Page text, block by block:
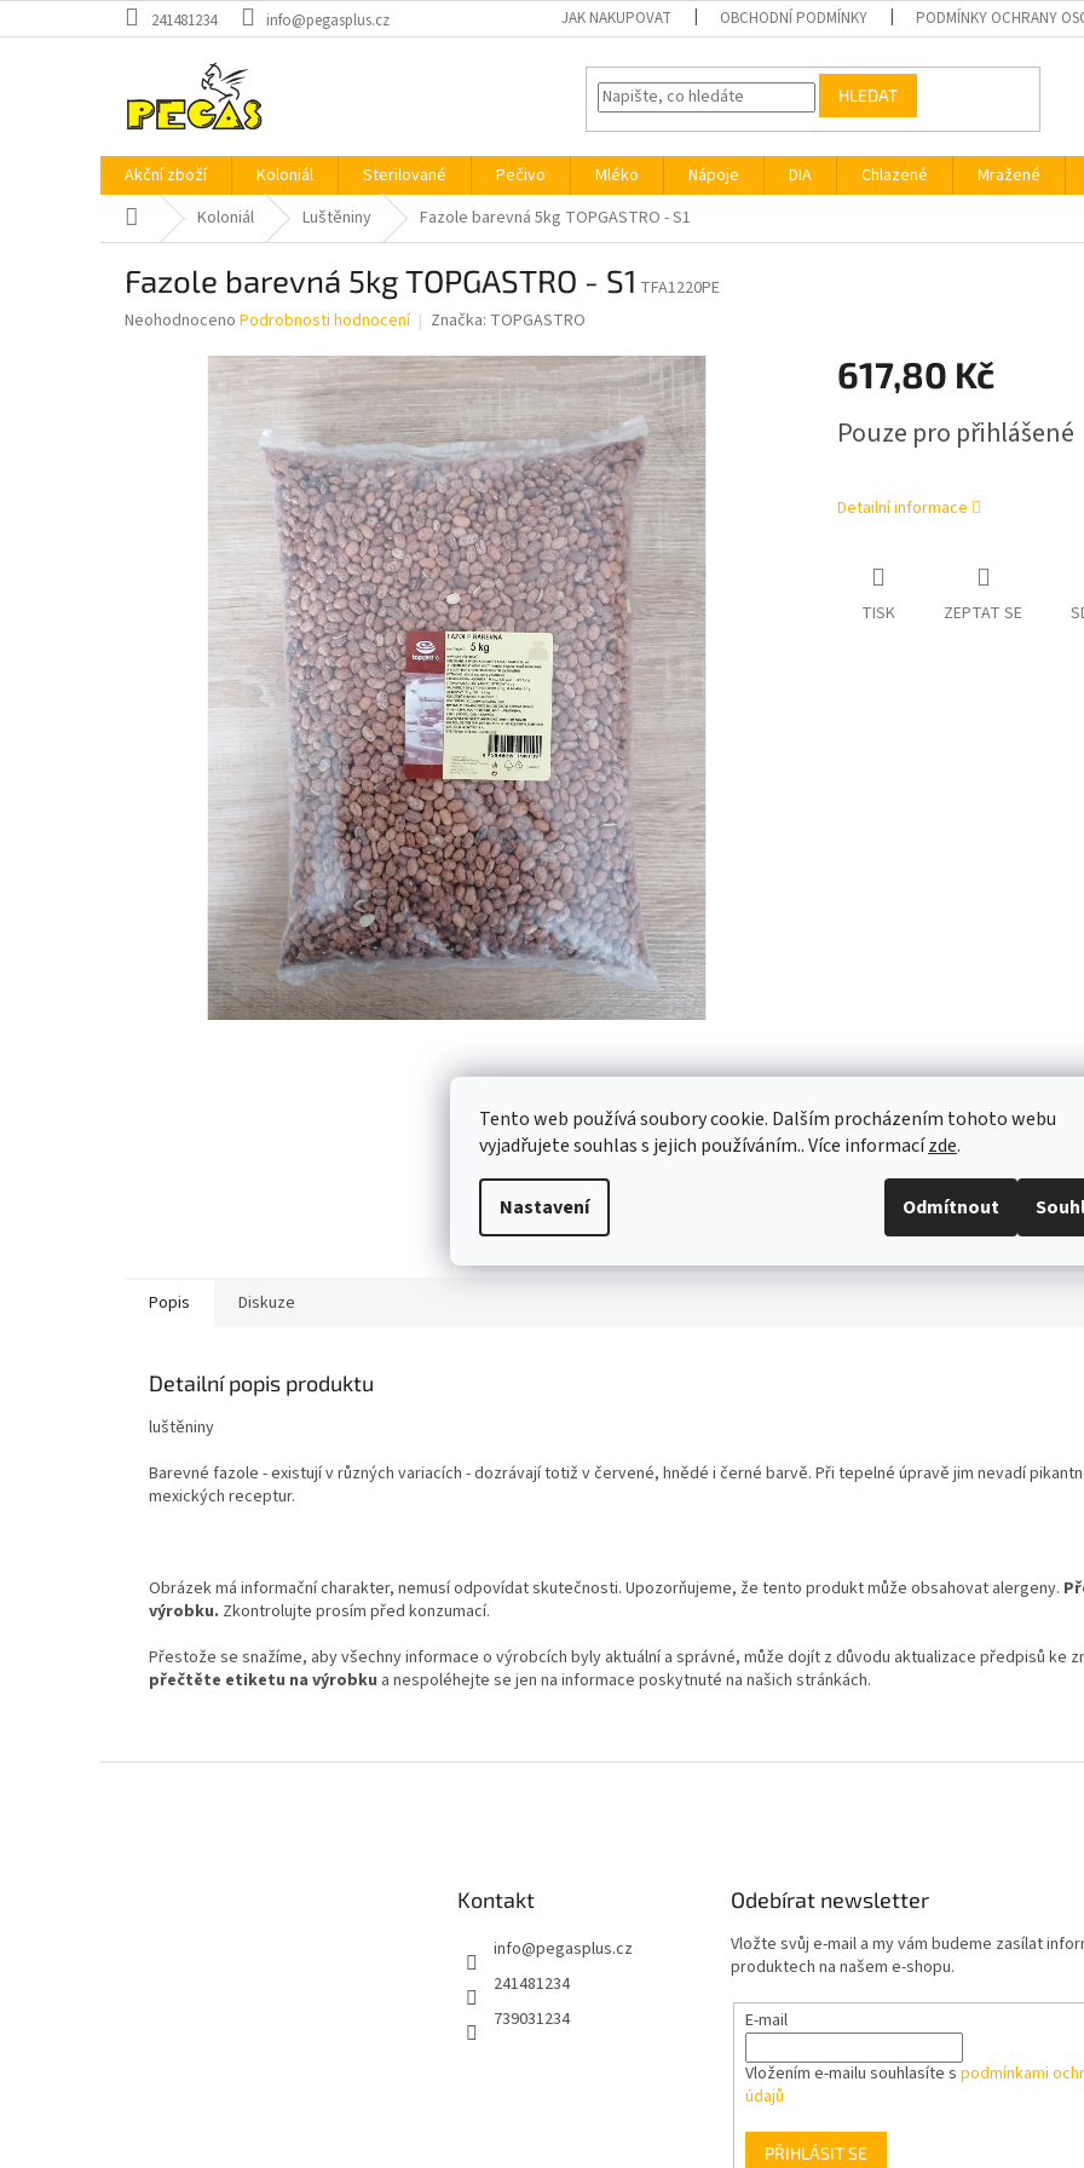
Tento web používá soubory cookie. Dalším procházením tohoto webu
vyjadřujete souhlas s jejich používáním.. Více informacízde.
Nastavení Odmítnout
na
241481234 info@pegasplus.cz JAK NAKUPOVAT OBCHODNÍ PODMÍNKY PODMÍNKY OCHRANY
HLEDAT
Akční zboží Koloniál Sterilované Pečivo Mléko Nápoje DIA Chlazené Mražené
Domů Koloniál Luštěniny Fazole barevná 5kg TOPGASTRO - S1
Fazole barevná 5kg TOPGASTRO - S1 TFA1220PE
Průměrné
Neohodnoceno Podrobnosti hodnocení Značka: TOPGASTRO
617,80 Kč
cena:
Pouze pro přihlášené
Detailní informace
TISK ZEPTAT SE
Popis Diskuze
Detailní popis produktu
luštěniny
Barevné fazole - existují v různých variacích - dozrávají totiž v červené, hnědé i černé barvě. Při tepelné úpravě jim nevadí
mexických receptur.
Obrázek má informační charakter, nemusí odpovídat skutečnosti. Upozorňujeme, že tento produkt může obsahovat alergeny.
výrobku. Zkontrolujte prosím před konzumací.
Přestože se snažíme, aby všechny informace o výrobcích byly aktuální a správné, může dojít z důvodu aktualizace předpisů ke
přečtěte etiketu na výrobku a nespoléhejte se jen na informace poskytnuté na našich stránkách.
Kontakt
info@pegasplus.cz
241481234
739031234
Odebírat newsletter
Vložte svůj e-mail a my vám budeme zasílat
produktech na našem e-shopu.
E-mail
Vložením e-mailu souhlasíte s podmínkami
údajů
PŘIHLÁSIT SE